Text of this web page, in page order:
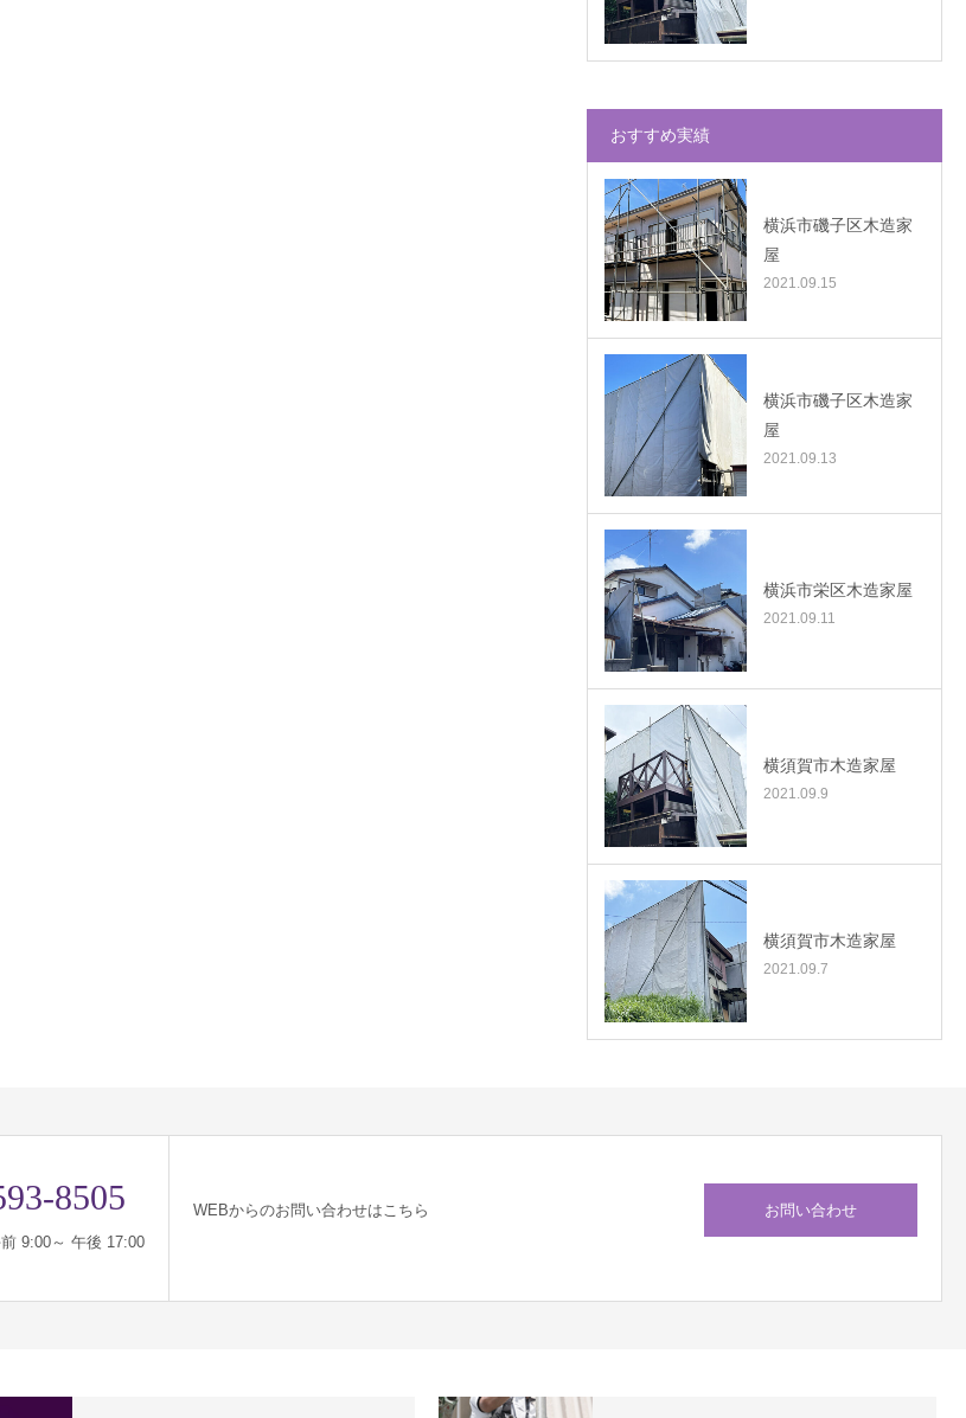
おすすめ実績
横浜市磯子区木造家
屋
2021.09.15
横浜市磯子区木造家
屋
2021.09.13
横浜市栄区木造家屋
2021.09.11
横須賀市木造家屋
2021.09.9
横須賀市木造家屋
2021.09.7
8505
9:00～ 午後 17:00
WEBからのお問い合わせはこちら お問い合わせ